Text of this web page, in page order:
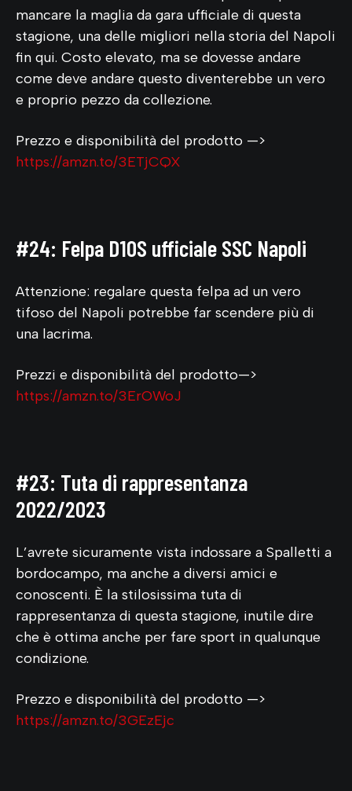
mancare la maglia da gara ufficiale di questa
stagione, una delle migliori nella storia del Napoli
fin qui. Costo elevato, ma se dovesse andare
come deve andare questo diventerebbe un vero
e proprio pezzo da collezione.
Prezzo e disponibilità del prodotto —>
https://amzn.to/3ETjCQX
#24: Felpa D1OS ufficiale SSC Napoli
Attenzione: regalare questa felpa ad un vero
tifoso del Napoli potrebbe far scendere più di
una lacrima.
Prezzi e disponibilità del prodotto—>
https://amzn.to/3ErOWoJ
#23: Tuta di rappresentanza
2022/2023
L’avrete sicuramente vista indossare a Spalletti a
bordocampo, ma anche a diversi amici e
conoscenti. È la stilosissima tuta di
rappresentanza di questa stagione, inutile dire
che è ottima anche per fare sport in qualunque
condizione.
Prezzo e disponibilità del prodotto —>
https://amzn.to/3GEzEjc